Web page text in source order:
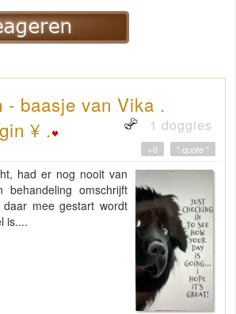
- baasje van Vika .
¥ .
1 doggies
" quote "
+0
had er nog nooit van
omschrijft
mee gestart wordt
is....